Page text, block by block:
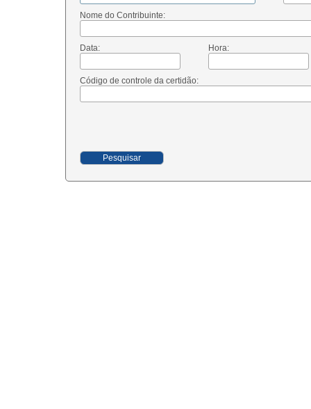
Nome do Contribuinte:
Data: Hora:
Código de controle da certidão:
Pesquisar